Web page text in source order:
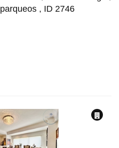
, ID 2746